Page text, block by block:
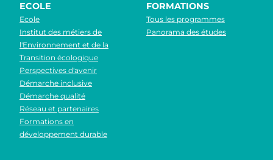
ECOLE
Ecole
Institut des métiers de
l'Environnement et de la
Transition écologique
Perspectives d'avenir
Démarche inclusive
Démarche qualité
Réseau et partenaires
Formations en
développement durable
FORMATIONS
Tous les programmes
Panorama des études